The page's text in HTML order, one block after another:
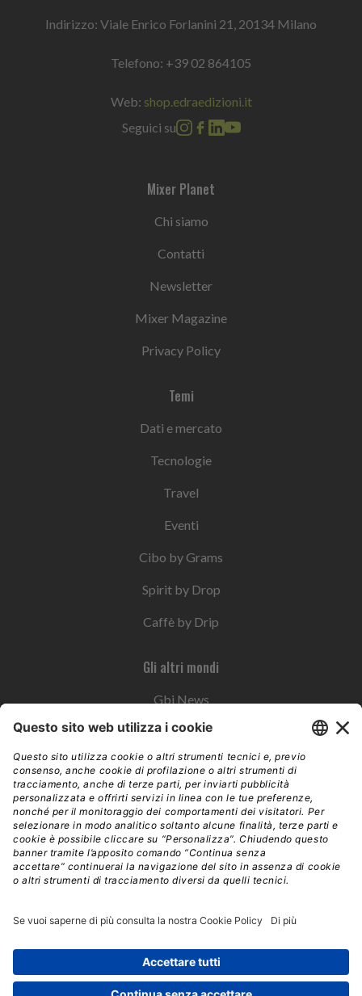
Indirizzo: Viale Enrico Forlanini 21, 20134 Milano
Telefono: +39 02 864105
Web: shop.edraedizioni.it
Seguici su
Mixer Planet
Chi siamo
Contatti
Newsletter
Mixer Magazine
Privacy Policy
Temi
Dati e mercato
Tecnologie
Travel
Eventi
Cibo by Grams
Spirit by Drop
Caffè by Drip
Gli altri mondi
Gbi News
Instoremag
Esplora il gruppo
Edra Edizioni
Edizioni LSWR
LSWR Group
Mixer è un prodotto del network Edra Edizioni. Direzione, amministrazione,
redazione, pubblicità | © Copyright 2026 – Tutti i diritti riservati | Partita IVA e C.F.